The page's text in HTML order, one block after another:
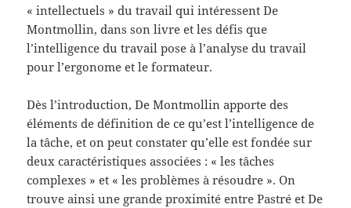
« intellectuels » du travail qui intéressent De
Montmollin, dans son livre et les défis que
l’intelligence du travail pose à l’analyse du travail
pour l’ergonome et le formateur.
Dès l’introduction, De Montmollin apporte des
éléments de définition de ce qu’est l’intelligence de
la tâche, et on peut constater qu’elle est fondée sur
deux caractéristiques associées : « les tâches
complexes » et « les problèmes à résoudre ». On
trouve ainsi une grande proximité entre Pastré et De